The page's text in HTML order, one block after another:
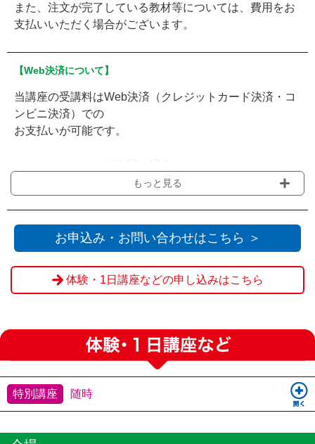
また、注文が完了している教材等については、費用をお
支払いいただく場合がございます。
【Web決済について】
当講座の受講料はWeb決済（クレジットカード決済・コ
ンビニ決済）での
お支払いが可能です。
申込締切までに当ページからのお申込み手続きをお済ま
せください。
・コンビニ決済の場合は
開催10日前までに当ページからお申込みいただき、
申込締切までに選択されたコンビニでのお支払いをお願
いいたします。
『Web決済を利用せず送信』をクリックください。
※材料費・認定料は当日現金にてお支払いいただきま
す。
※申込締切（講座2日前）を過ぎてからのお客様都合によ
もっと見る
お申込み・お問い合わせはこちら ＞
体験・1日講座などの申し込みはこちら
特別講座 随時